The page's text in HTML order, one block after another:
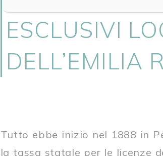
ESCLUSIVI
DELL’EMILIA
Tutto ebbe inizio nel 1888 in
la tassa statale per le licenze